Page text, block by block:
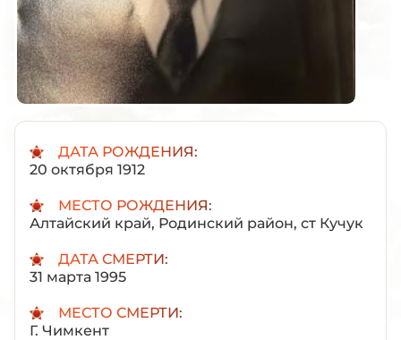
ДАТА РОЖДЕНИЯ:
20 октября 1912
МЕСТО РОЖДЕНИЯ:
Алтайский край, Родинский район, ст Кучук
ДАТА СМЕРТИ:
31 марта 1995
МЕСТО СМЕРТИ:
Г. Чимкент